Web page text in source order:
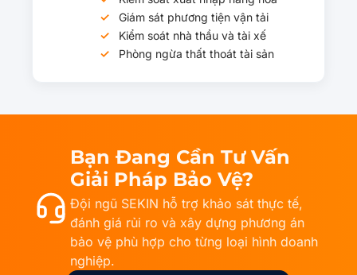
Giám sát phương tiện vận tải
Kiểm soát nhà thầu và tài xế
Phòng ngừa thất thoát tài sản
Bạn Đang Cần Tư Vấn
Giải Pháp Bảo Vệ?
Đội ngũ SEKIN hỗ trợ khảo sát thực tế,
đánh giá rủi ro và xây dựng phương án
bảo vệ phù hợp cho từng loại hình doanh
nghiệp.